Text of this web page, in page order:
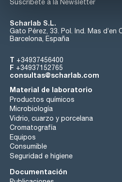
Suscríbete a la Newsletter
Scharlab S.L.
Gato Pérez, 33. Pol. Ind. Mas d’en
Barcelona, España
T +34937456400
F +34937152765
consultas@scharlab.com
Material de laboratorio
Productos químicos
Microbiología
Vidrio, cuarzo y porcelana
Cromatografía
Equipos
Consumible
Seguridad e higiene
Documentación